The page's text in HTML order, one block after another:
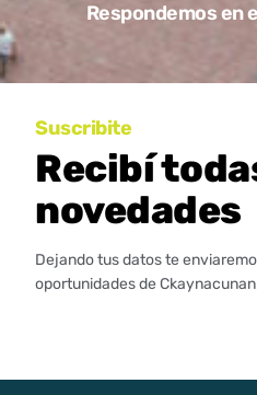
Respondemos en
Suscribite
Recibí
novedades
Dejando tus datos te
oportunidades de